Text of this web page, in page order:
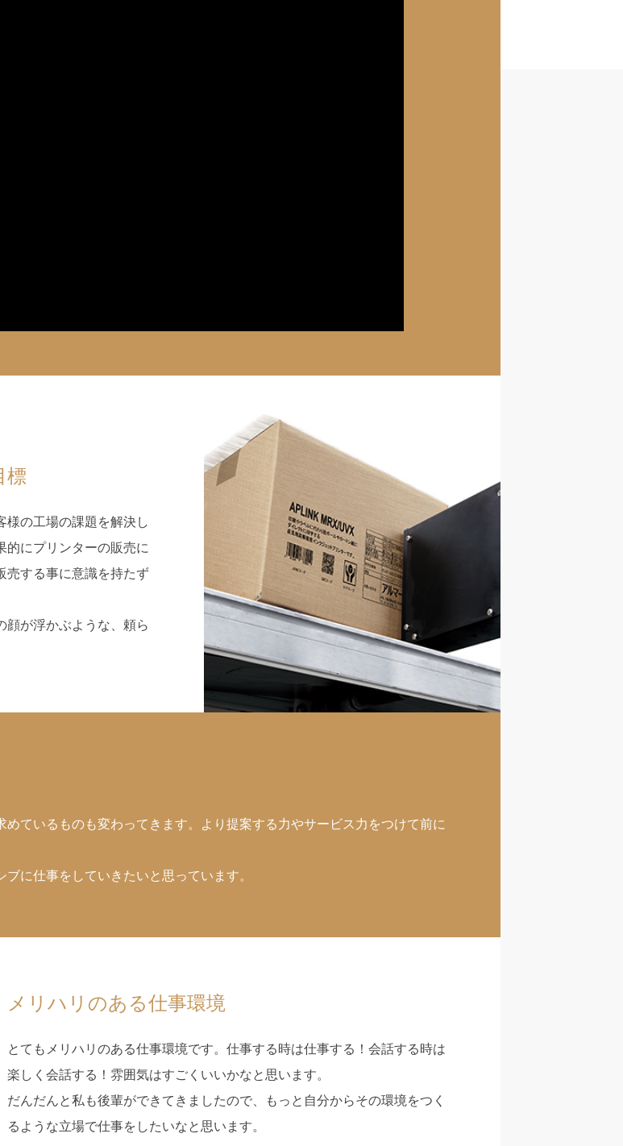
標
様の工場の課題を解決し
的にプリンターの販売に
売する事に意識を持たず
顔が浮かぶような、頼ら
ているものも変わってきます。より提案する力やサービス力をつけて前に
に仕事をしていきたいと思っています。
メリハリのある仕事環境
とてもメリハリのある仕事環境です。仕事する時は仕事する！会話する時は
楽しく会話する！雰囲気はすごくいいかなと思います。
だんだんと私も後輩ができてきましたので、もっと自分からその環境をつく
るような立場で仕事をしたいなと思います。